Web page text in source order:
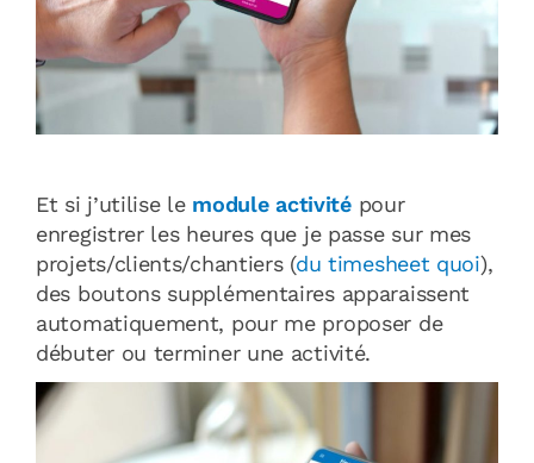
Et si j’utilise le module activitépour
enregistrer les heures que je passe sur mes
projets/clients/chantiers (du timesheet quoi),
des boutons supplémentaires apparaissent
automatiquement, pour me proposer de
débuter ou terminer une activité.